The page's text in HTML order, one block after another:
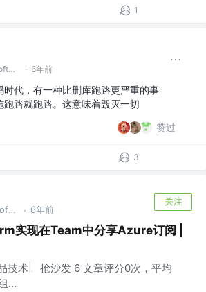
1
Full Stack Software Engineer & DevOps @字节跳动 · 6年前
时代，有一种比删库跑路更严重的事
跑路就跑路。这意味着毁灭一切
赞过
3
Full Stack Software Engineer & DevOps @字节跳动 · 6年前
关注
实现在Team中分享Azure订阅 |
技术| 抢沙发 6 文章评分0次，平均
...